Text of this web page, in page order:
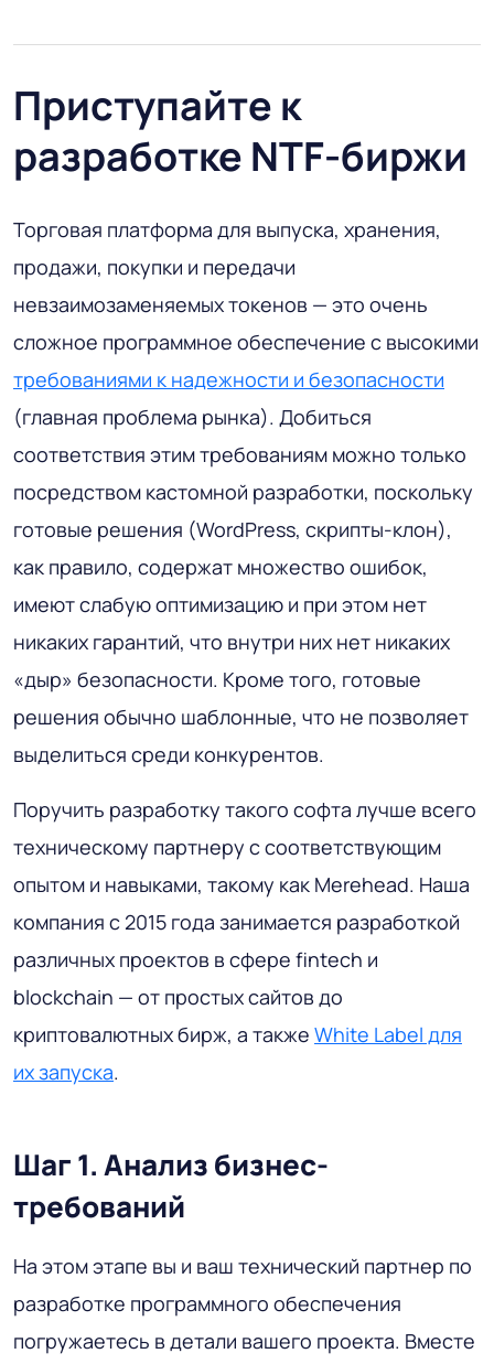
Приступайте к
разработке NTF-биржи
Торговая платформа для выпуска, хранения,
продажи, покупки и передачи
невзаимозаменяемых токенов — это очень
сложное программное обеспечение с высокими
требованиями к надежности и безопасности
(главная проблема рынка). Добиться
соответствия этим требованиям можно только
посредством кастомной разработки, поскольку
готовые решения (WordPress, скрипты-клон),
как правило, содержат множество ошибок,
имеют слабую оптимизацию и при этом нет
никаких гарантий, что внутри них нет никаких
«дыр» безопасности. Кроме того, готовые
решения обычно шаблонные, что не позволяет
выделиться среди конкурентов.
Поручить разработку такого софта лучше всего
техническому партнеру с соответствующим
опытом и навыками, такому как Merehead. Наша
компания с 2015 года занимается разработкой
различных проектов в сфере fintech и
blockchain — от простых сайтов до
криптовалютных бирж, а также White Label для
их запуска.
Шаг 1. Анализ бизнес-
требований
На этом этапе вы и ваш технический партнер по
разработке программного обеспечения
погружаетесь в детали вашего проекта. Вместе